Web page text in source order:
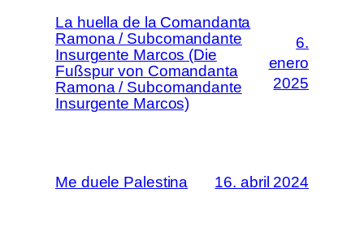
La huella de la Comandanta
Ramona / Subcomandante
Insurgente Marcos (Die
Fußspur von Comandanta
Ramona / Subcomandante
Insurgente Marcos)
6.
enero
2025
Me duele Palestina 16. abril 2024